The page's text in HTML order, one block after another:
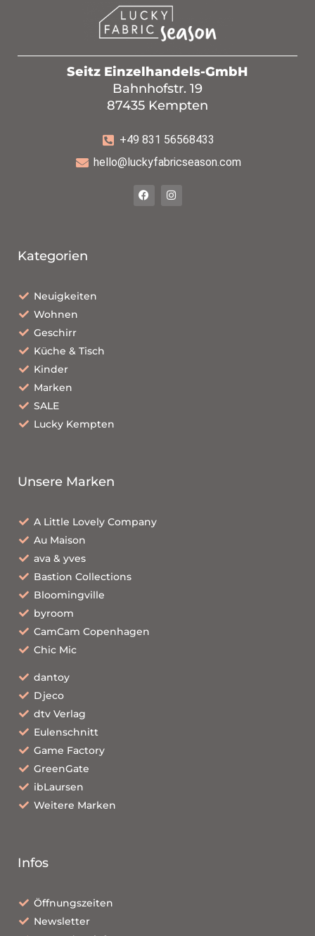
Seitz Einzelhandels-GmbH
Bahnhofstr. 19
87435 Kempten
+49 831 56568433
hello@luckyfabricseason.com
Kategorien
Neuigkeiten
Wohnen
Geschirr
Küche & Tisch
Kinder
Marken
SALE
Lucky Kempten
Unsere Marken
A Little Lovely Company
Au Maison
ava & yves
Bastion Collections
Bloomingville
byroom
CamCam Copenhagen
Chic Mic
dantoy
Djeco
dtv Verlag
Eulenschnitt
Game Factory
GreenGate
ibLaursen
Weitere Marken
Infos
Öffnungszeiten
Newsletter